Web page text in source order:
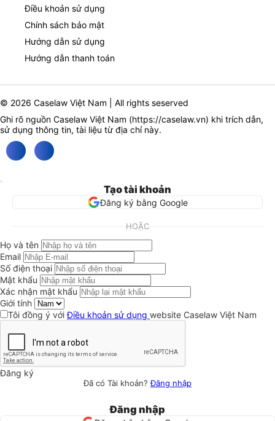
Điều khoản sử dụng
Chính sách bảo mật
Hướng dẫn sử dụng
Hướng dẫn thanh toán
© 2026 Caselaw Việt Nam | All rights seserved
Ghi rõ nguồn Caselaw Việt Nam (https://caselaw.vn) khi trích dẫn,
sử dụng thông tin, tài liệu từ địa chỉ này.
Tạo tài khoản
Đăng ký bằng Google
HOẶC
Họ và tên
Email
Số điện thoại
Mật khẩu
Xác nhận mật khẩu
Giới tính
Tôi đồng ý vớiĐiều khoản sử dụng website Caselaw Việt Nam
Đăng ký
Đã có Tài khoản?Đăng nhập
Đăng nhập